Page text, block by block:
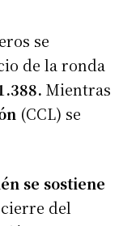
se
de la ronda
Mientras
(CCL) se
se sostiene
del